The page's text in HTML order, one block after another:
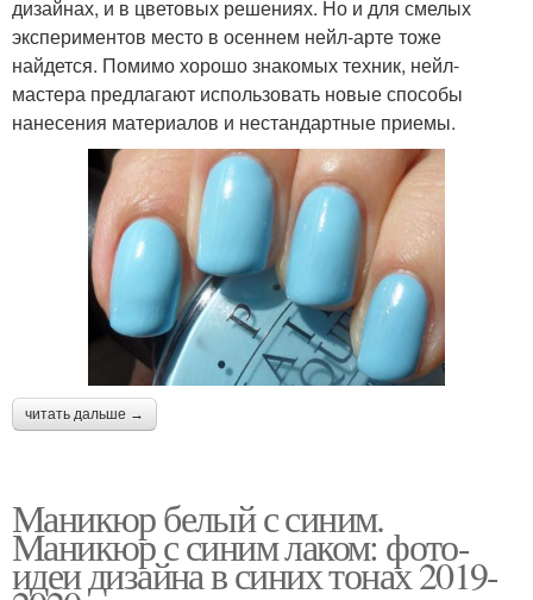
дизайнах, и в цветовых решениях. Но и для смелых
экспериментов место в осеннем нейл-арте тоже
найдется. Помимо хорошо знакомых техник, нейл-
мастера предлагают использовать новые способы
нанесения материалов и нестандартные приемы.
читать дальше →
Маникюр белый с синим.
Маникюр с синим лаком: фото-
идеи дизайна в синих тонах 2019-